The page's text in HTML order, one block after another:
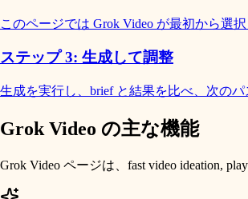
このページでは Grok Video が最初から選
ステップ 3: 生成して調整
生成を実行し、brief と結果を比べ、次の
Grok Video の主な機能
Grok Video ページは、fast video ideation,